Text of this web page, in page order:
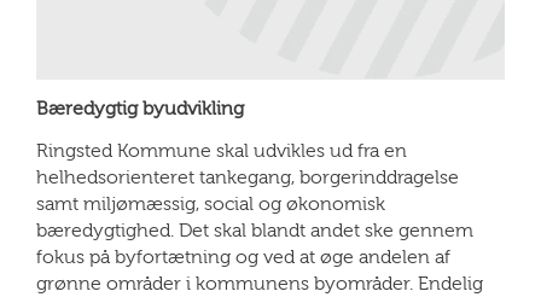
Bæredygtig byudvikling
Ringsted Kommune skal udvikles ud fra en
helhedsorienteret tankegang, borgerinddragelse
samt miljømæssig, social og økonomisk
bæredygtighed. Det skal blandt andet ske gennem
fokus på byfortætning og ved at øge andelen af
grønne områder i kommunens byområder. Endelig